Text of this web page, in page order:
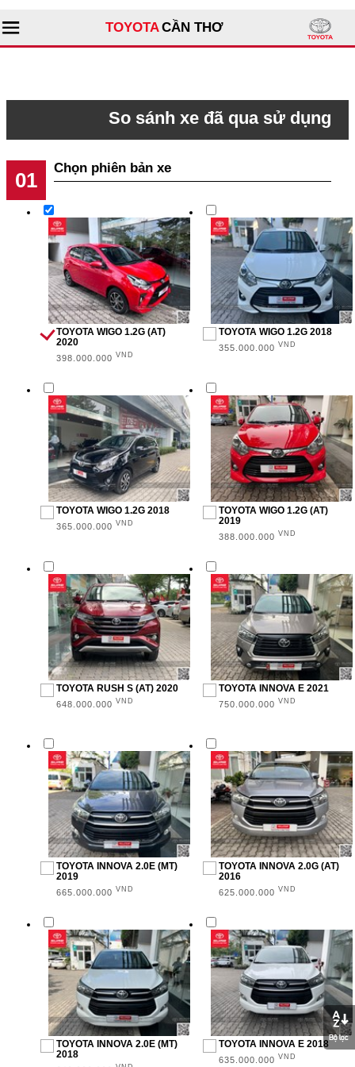
TOYOTACẦN THƠ
Sản phẩm
Dịch vụ
Tư vấn
Xe đã qua sử dụng
So sánh xe đã qua sử dụng
Bước 1
0 - 500 triệu (11)
500 triệu - 1 tỉ (14)
1 tỉ - 2 tỉ (2)
MẪU XE
Innova (8)
Camry (1)
Corolla Altis (2)
Vios (4)
Wigo (4)
Avanza (1)
Rush (2)
KIỂU DÁNG
MPV (10)
Sedan (11)
NĂM SẢN XUẤT
2016 (2)
2019 (8)
2020 (6)
2021 (3)
2022 (2)
TOYOTA WIGO 1.2G (AT)
2020
398.000.000 VND
TOYOTA WIGO 1.2G 2018
355.000.000 VND
TOYOTA WIGO 1.2G 2018
365.000.000 VND
TOYOTA WIGO 1.2G (AT)
2019
388.000.000 VND
TOYOTA RUSH S (AT) 2020
648.000.000 VND
TOYOTA INNOVA E 2021
750.000.000 VND
TOYOTA INNOVA 2.0E (MT)
2019
665.000.000 VND
TOYOTA INNOVA 2.0G (AT)
2016
625.000.000 VND
TOYOTA INNOVA 2.0E (MT)
2018
TOYOTA INNOVA E 2018
635.000.000 VND